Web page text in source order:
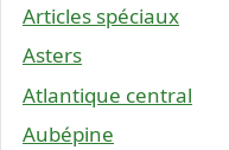
Articles spéciaux
Asters
Atlantique central
Aubépine